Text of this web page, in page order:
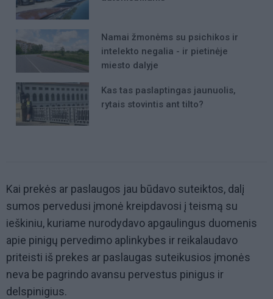
Namai žmonėms su psichikos ir
intelekto negalia - ir pietinėje
miesto dalyje
Kas tas paslaptingas jaunuolis,
rytais stovintis ant tilto?
Kai prekės ar paslaugos jau būdavo suteiktos, dalį
sumos pervedusi įmonė kreipdavosi į teismą su
ieškiniu, kuriame nurodydavo apgaulingus duomenis
apie pinigų pervedimo aplinkybes ir reikalaudavo
priteisti iš prekes ar paslaugas suteikusios įmonės
neva be pagrindo avansu pervestus pinigus ir
delspinigius.